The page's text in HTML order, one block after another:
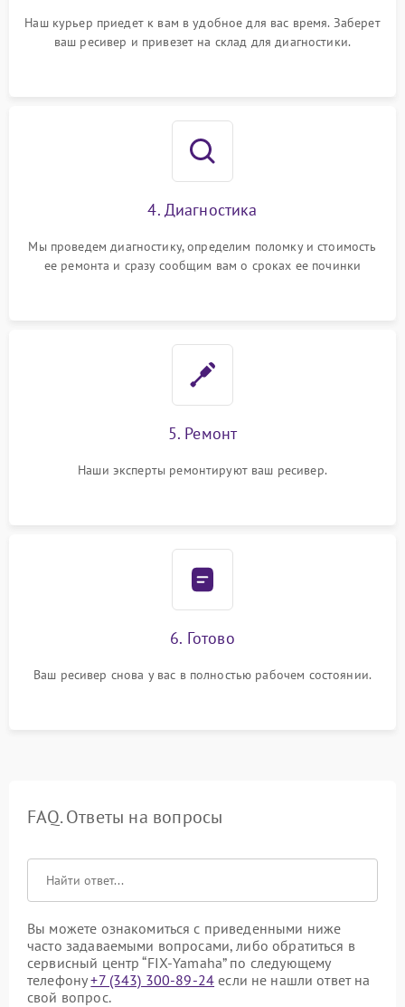
Наш курьер приедет к вам в удобное для вас время. Заберет
ваш ресивер и привезет на склад для диагностики.
4. Диагностика
Мы проведем диагностику, определим поломку и стоимость
ее ремонта и сразу сообщим вам о сроках ее починки
5. Ремонт
Наши эксперты ремонтируют ваш ресивер.
6. Готово
Ваш ресивер снова у вас в полностью рабочем состоянии.
FAQ. Ответы на вопросы
Вы можете ознакомиться с приведенными ниже
часто задаваемыми вопросами, либо обратиться в
сервисный центр “FIX-Yamaha” по следующему
телефону+7 (343) 300-89-24 если не нашли ответ на
свой вопрос.